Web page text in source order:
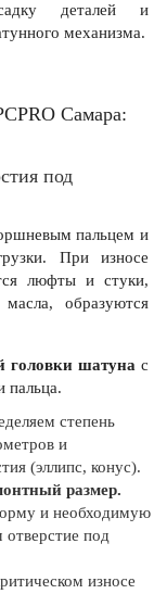
деталей и
механизма.
Самара:
под
пальцем и
При износе
люфты и стуки,
образуются
головки шатуна с
пальца.
степень
и
(эллипс, конус).
размер.
и необходимую
под
износе